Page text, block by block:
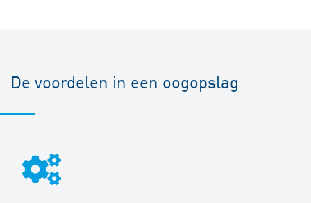
De voordelen in een oogopslag